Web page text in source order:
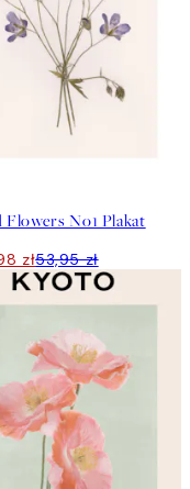
Flowers No1 Plakat
zł53,95 zł